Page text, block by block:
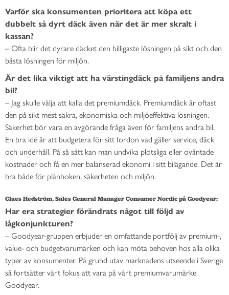
Varför ska konsumenten prioritera att köpa ett
dubbelt så dyrt däck även när det är mer skralt i
kassan?
– Ofta blir det dyrare däcket den billigaste lösningen på sikt och den
bästa lösningen för miljön.
Är det lika viktigt att ha värstingdäck på familjens andra
bil?
– Jag skulle välja att kalla det premiumdäck. Premiumdäck är oftast
den på sikt mest säkra, ekonomiska och miljöeffektiva lösningen.
Säkerhet bör vara en avgörande fråga även för familjens andra bil.
En bra idé är att budgetera för sitt fordon vad gäller service, däck
och underhåll. På så sätt kan man undvika plötsliga eller oväntade
kostnader och få en mer balanserad ekonomi i sitt bilägande. Det är
bra både för plånboken, säkerheten och miljön.
Claes Hedström, Sales General Manager Consumer Nordic på Goodyear:
Har era strategier förändrats något till följd av
lågkonjunkturen?
– Goodyear-gruppen erbjuder en omfattande portfölj av premium-,
value- och budgetvarumärken och kan möta behoven hos alla olika
typer av konsumenter. På grund utav marknadens utseende i Sverige
så fortsätter vårt fokus att vara på vårt premiumvarumärke
Goodyear.